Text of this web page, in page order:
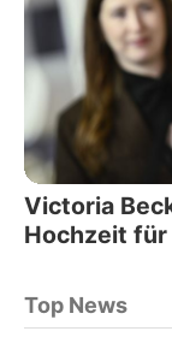
Victoria
Hochzeit für
Top News